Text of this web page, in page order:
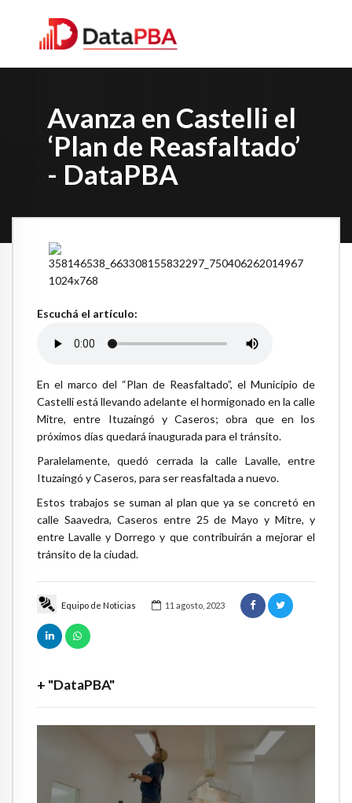
Avanza en Castelli el
‘Plan de Reasfaltado’
- DataPBA
Equipo de Noticias 11 agosto, 2023
+ "DataPBA"
Escuchá el artículo:
En el marco del “Plan de Reasfaltado”, el Municipio de
Castelli está llevando adelante el hormigonado en la calle
Mitre, entre Ituzaingó y Caseros; obra que en los
próximos días quedará inaugurada para el tránsito.
Paralelamente, quedó cerrada la calle Lavalle, entre
Ituzaingó y Caseros, para ser reasfaltada a nuevo.
Estos trabajos se suman al plan que ya se concretó en
calle Saavedra, Caseros entre 25 de Mayo y Mitre, y
entre Lavalle y Dorrego y que contribuirán a mejorar el
tránsito de la ciudad.